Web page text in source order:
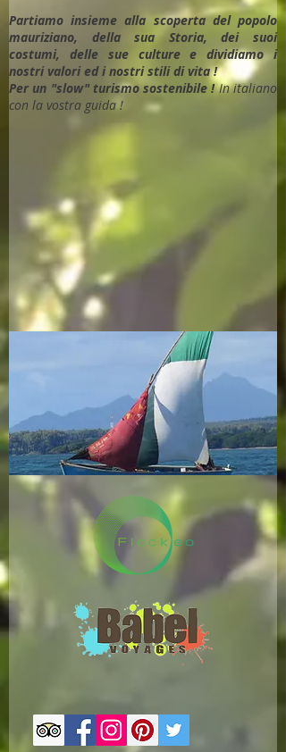
Partiamo insieme alla scoperta del popolo
mauriziano, della sua Storia, dei suoi
costumi, delle sue culture e dividiamo i
nostri valori ed i nostri stili di vita !
Per un "slow" turismo sostenibile !In italiano
con la vostra guida !